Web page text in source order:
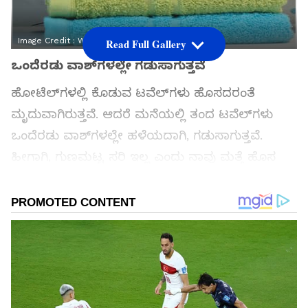
Image Credit : Wikipedia
ಒಂದೆರಡು ವಾಶ್‌ಗಳಲ್ಲೇ ಗಡುಸಾಗುತ್ತವೆ
ಹೋಟೆಲ್‌ಗಳಲ್ಲಿ ಕೊಡುವ ಟವೆಲ್‌ಗಳು ಹೊಸದರಂತೆ
ಮೃದುವಾಗಿರುತ್ತವೆ. ಆದರೆ ಮನೆಯಲ್ಲಿ ತಂದ ಟವೆಲ್‌ಗಳು
ಒಂದೆರಡು ವಾಶ್‌ಗಳಲ್ಲೇ ಹಳೆಯದಾಗಿ, ಗಡುಸಾಗುತ್ತವೆ.
ಸಮಗ್ರ ಸುದ್ದಿ ಮೂಲವನ್ನಾಗಿ asianet suvarna news ಅನ್ನು
ಆಯ್ಕೆ ಮಾಡಿಕೊಳ್ಳಿ
Read Full Gallery